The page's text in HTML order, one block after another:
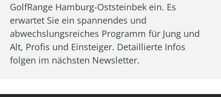
GolfRange Hamburg-Oststeinbek ein. Es
erwartet Sie ein spannendes und
abwechslungsreiches Programm für Jung und
Alt, Profis und Einsteiger. Detaillierte Infos
folgen im nächsten Newsletter.